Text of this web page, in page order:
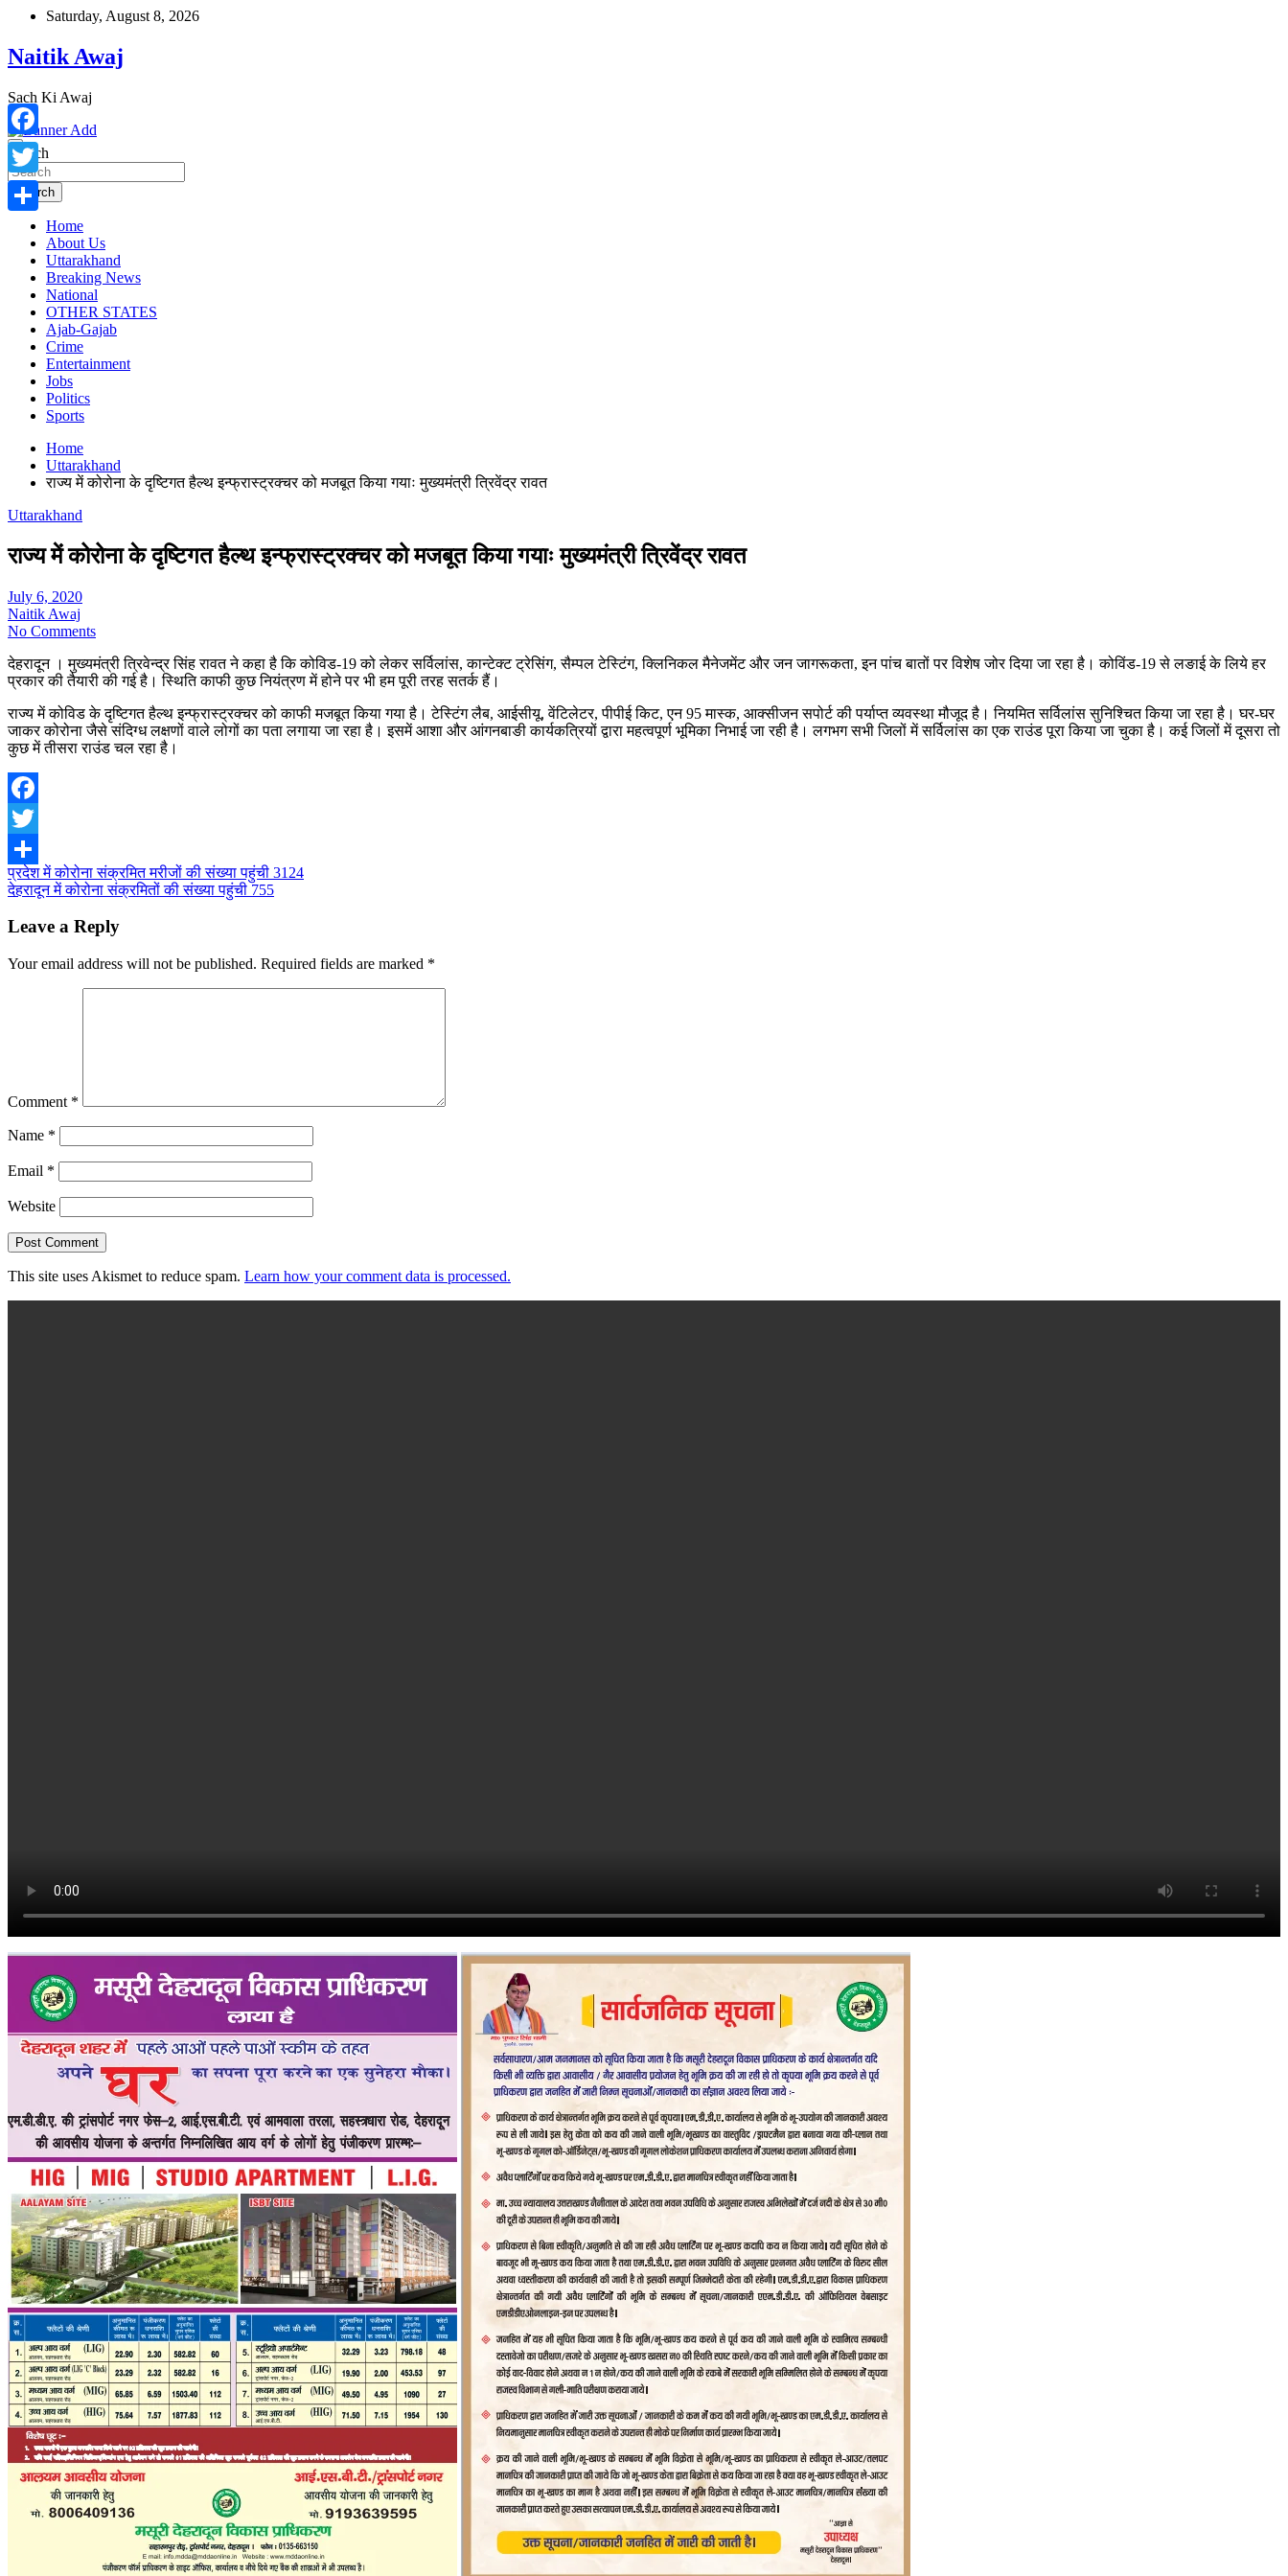
Skip
content
Saturday, August 8, 2026
Naitik Awaj
Sach Ki Awaj
Search
Search
Home
About Us
Uttarakhand
Breaking News
National
OTHER STATES
Ajab-Gajab
Crime
Entertainment
Jobs
Politics
Sports
Home
Uttarakhand
राज्य में कोरोना के दृष्टिगत हैल्थ इन्फ्रास्ट्रक्चर को मजबूत किया गयाः मुख्यमंत्री त्रिवेंद्र रावत
Uttarakhand
राज्य में कोरोना के दृष्टिगत हैल्थ इन्फ्रास्ट्रक्चर को मजबूत किया गयाः मुख्यमंत्री त्रिवेंद्र रावत
July 6, 2020
Naitik Awaj
No Comments
देहरादून । मुख्यमंत्री त्रिवेन्द्र सिंह रावत ने कहा है कि कोविड-19 को लेकर सर्विलांस, कान्टेक्ट ट्रेसिंग, सैम्पल टेस्टिंग, क्लिनिकल मैनेजमेंट और जन जागरूकता, इन पांच बातों पर विशेष जोर दिया जा रहा है। कोविंड-19 से लङाई के लिये हर
प्रकार की तैयारी की गई है। स्थिति काफी कुछ नियंत्रण में होने पर भी हम पूरी तरह सतर्क हैं।
राज्य में कोविड के दृष्टिगत हैल्थ इन्फ्रास्ट्रक्चर को काफी मजबूत किया गया है। टेस्टिंग लैब, आईसीयू, वेंटिलेटर, पीपीई किट, एन 95 मास्क, आक्सीजन सपोर्ट की पर्याप्त व्यवस्था मौजूद है। नियमित सर्विलांस सुनिश्चित किया जा रहा है। घर-घर
जाकर कोरोना जैसे संदिग्ध लक्षणों वाले लोगों का पता लगाया जा रहा है। इसमें आशा और आंगनबाङी कार्यकत्रियों द्वारा महत्वपूर्ण भूमिका निभाई जा रही है। लगभग सभी जिलों में सर्विलांस का एक राउंड पूरा किया जा चुका है। कई जिलों में दूसरा तो
कुछ में तीसरा राउंड चल रहा है।
Facebook
Twitter
Share
Post
navigation
प्रदेश में कोरोना संक्रमित मरीजों की संख्या पहुंची 3124
देहरादून में कोरोना संक्रमितों की संख्या पहुंची 755
Leave a Reply
Your email address will not be published. Required fields are marked *
Comment *
Name *
Email *
Website
This site uses Akismet to reduce spam. Learn how your comment data is processed.
Facebook
Twitter
Share